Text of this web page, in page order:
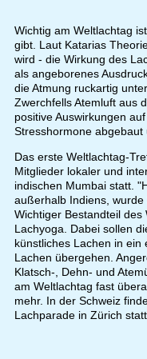
Wichtig am Weltlachtag
gibt. Laut Katarias
wird - die Wirkung des
als angeborenes
die Atmung ruckartig
Zwerchfells Atemluft aus
positive Auswirkungen
Stresshormone
Das erste Weltlachtag-
Mitglieder lokaler und
indischen Mumbai statt.
außerhalb Indiens,
Wichtiger Bestandteil
Lachyoga. Dabei sollen
künstliches Lachen in
Lachen übergehen.
Klatsch-, Dehn- und
am Weltlachtag fast
mehr. In der Schweiz
Lachparade in Zürich